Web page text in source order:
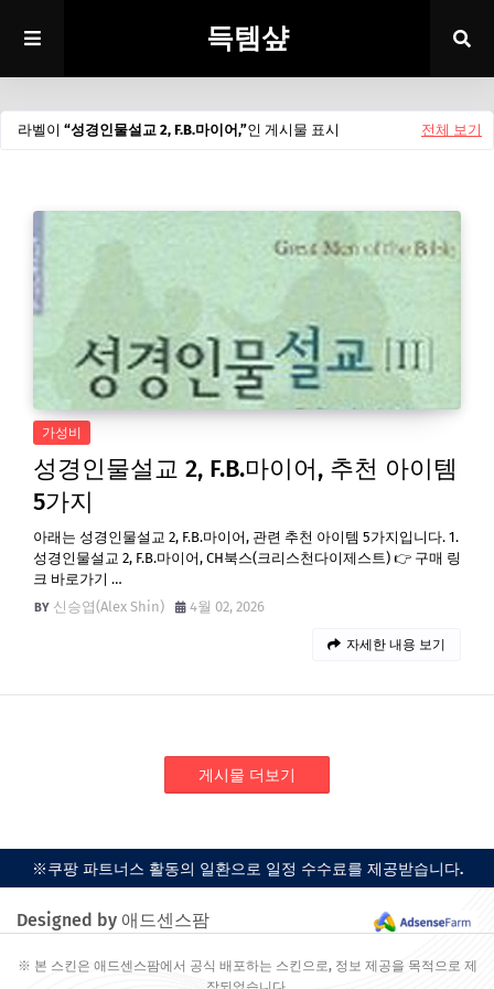
득템샾
라벨이 성경인물설교 2, F.B.마이어, 인 게시물 표시 전체 보기
가성비
성경인물설교 2, F.B.마이어, 추천 아이템
5가지
아래는 성경인물설교 2, F.B.마이어, 관련 추천 아이템 5가지입니다. 1.
성경인물설교 2, F.B.마이어, CH북스(크리스천다이제스트) 👉 구매 링
크 바로가기 …
신승엽(Alex Shin)
4월 02, 2026
자세한 내용 보기
게시물 더보기
※쿠팡 파트너스 활동의 일환으로 일정 수수료를 제공받습니다.
Designed by 애드센스팜
※ 본 스킨은 애드센스팜에서 공식 배포하는 스킨으로, 정보 제공을 목적으로 제